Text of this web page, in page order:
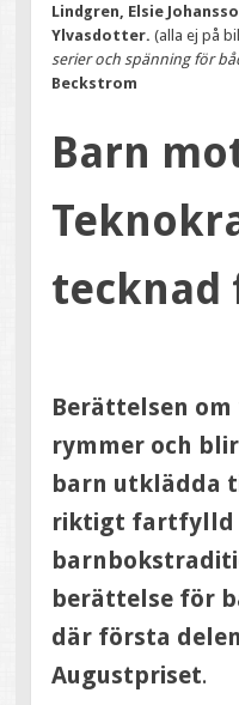
Lindgren, Elsie
Ylvasdotter.(alla ej på
serier och spänning för
Beckstrom
Barn
tecknad
Berättelsen om
rymmer och
barn utklädda
riktigt fartfylld
berättelse för
där första
Augustpriset.